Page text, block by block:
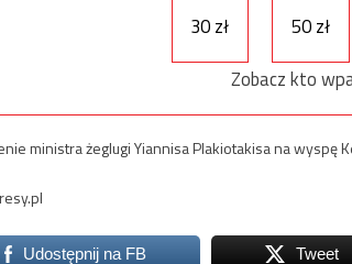
30 zł 50 zł
Zobacz kto
ministra żeglugi Yiannisa Plakiotakisa na wyspę
Udostępnij na FB Tweet